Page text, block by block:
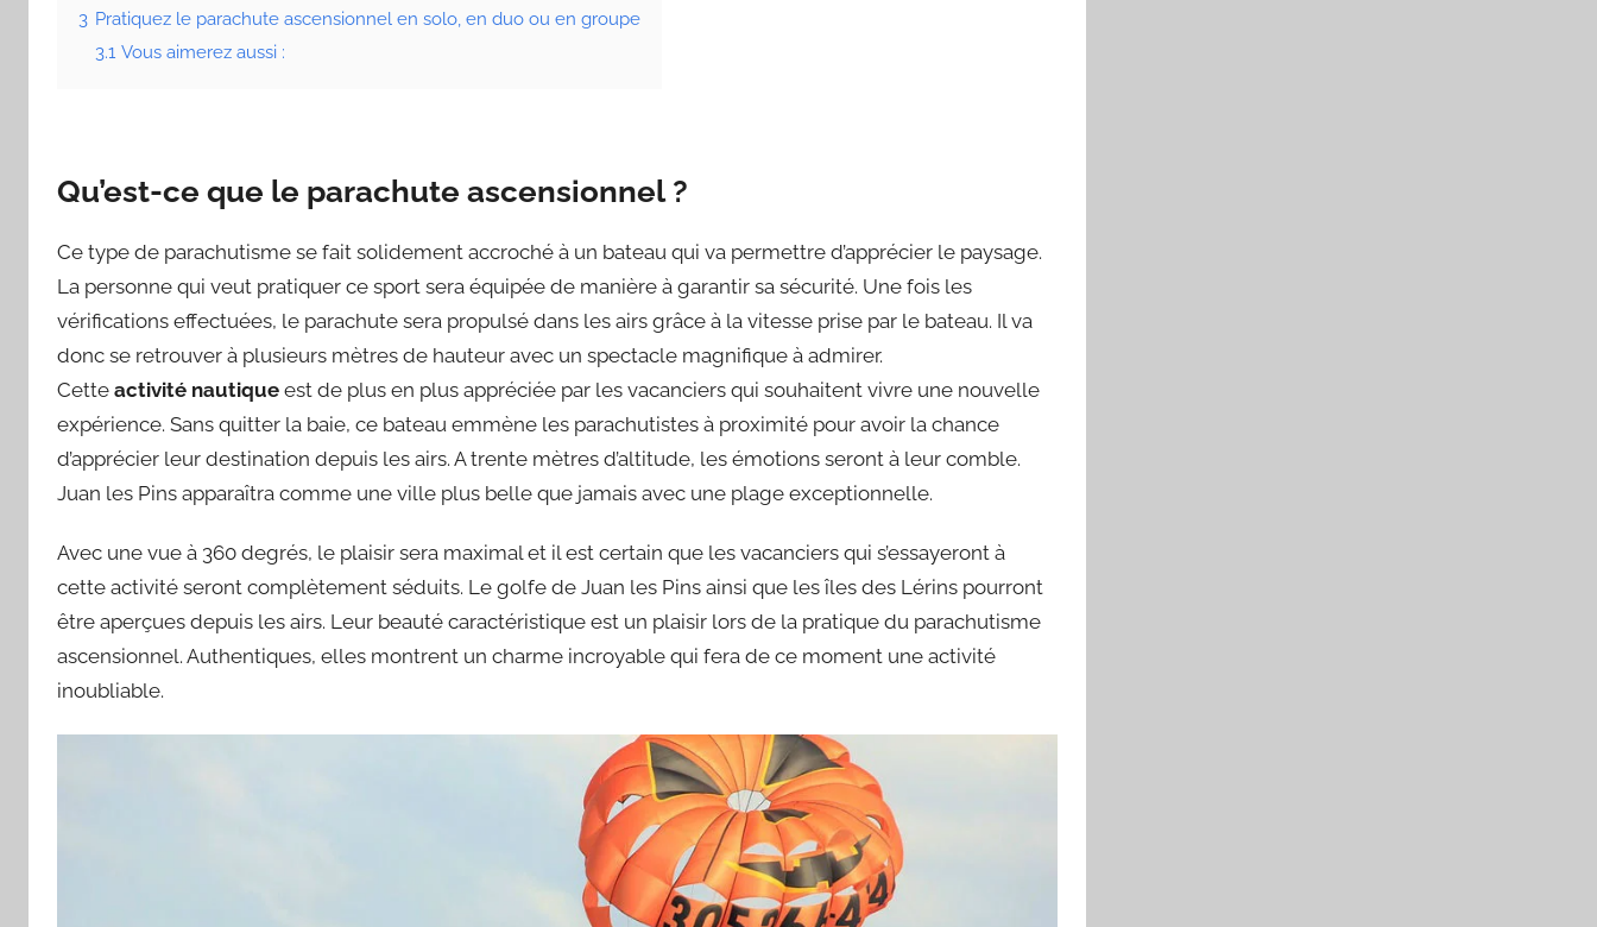
3 Pratiquez le parachute ascensionnel en solo, en duo ou en groupe
3.1 Vous aimerez aussi :
Qu’est-ce que le parachute ascensionnel ?
Ce type de parachutisme se fait solidement accroché à un bateau qui va permettre d’apprécier le paysage.
La personne qui veut pratiquer ce sport sera équipée de manière à garantir sa sécurité. Une fois les
vérifications effectuées, le parachute sera propulsé dans les airs grâce à la vitesse prise par le bateau. Il va
donc se retrouver à plusieurs mètres de hauteur avec un spectacle magnifique à admirer.
Cette activité nautique est de plus en plus appréciée par les vacanciers qui souhaitent vivre une nouvelle
expérience. Sans quitter la baie, ce bateau emmène les parachutistes à proximité pour avoir la chance
d’apprécier leur destination depuis les airs. A trente mètres d’altitude, les émotions seront à leur comble.
Juan les Pins apparaîtra comme une ville plus belle que jamais avec une plage exceptionnelle.
Avec une vue à 360 degrés, le plaisir sera maximal et il est certain que les vacanciers qui s’essayeront à
cette activité seront complètement séduits. Le golfe de Juan les Pins ainsi que les îles des Lérins pourront
être aperçues depuis les airs. Leur beauté caractéristique est un plaisir lors de la pratique du parachutisme
ascensionnel. Authentiques, elles montrent un charme incroyable qui fera de ce moment une activité
inoubliable.